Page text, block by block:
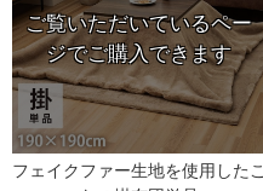
フェイクファー生地を使用したこ